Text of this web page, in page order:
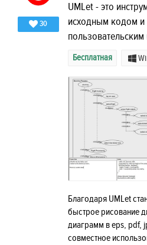
30
UMLet - это
исходным кодом и
Бесплатная
Благодаря UMLet
быстрое рисование
диаграмм в eps, pdf,
совместное